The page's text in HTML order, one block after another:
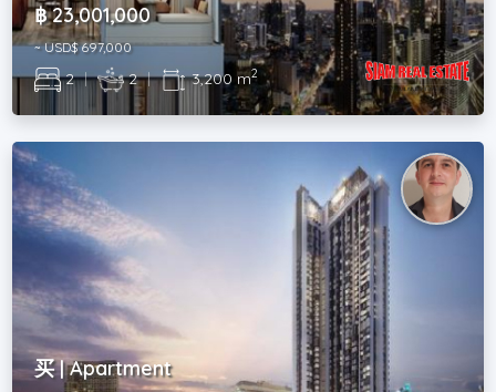
฿ 23,001,000
~ USD$ 697,000
2 | 2 | 3,200 m2
买 | Apartment